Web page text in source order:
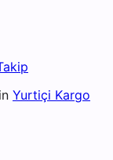
Yurtiçi Kargo